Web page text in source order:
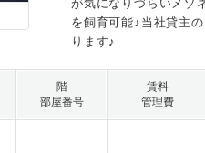
が気になりづらいメゾ
を飼育可能♪当社貸主
ります♪
階
部屋番号
賃料
管理費